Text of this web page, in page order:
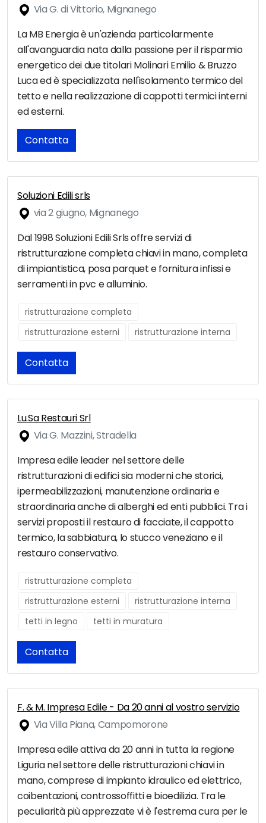
Via G. di Vittorio, Mignanego
La MB Energia è un'azienda particolarmente
all'avanguardia nata dalla passione per il risparmio
energetico dei due titolari Molinari Emilio & Bruzzo
Luca ed è specializzata nell'isolamento termico del
tetto e nella realizzazione di cappotti termici interni
ed esterni.
Contatta
Soluzioni Edili srls
via 2 giugno, Mignanego
Dal 1998 Soluzioni Edili Srls offre servizi di
ristrutturazione completa chiavi in mano, completa
di impiantistica, posa parquet e fornitura infissi e
serramenti in pvc e alluminio.
ristrutturazione completa
ristrutturazione esterni
ristrutturazione interna
Contatta
Lu.Sa Restauri Srl
Via G. Mazzini, Stradella
Impresa edile leader nel settore delle
ristrutturazioni di edifici sia moderni che storici,
ipermeabilizzazioni, manutenzione ordinaria e
straordinaria anche di alberghi ed enti pubblici. Tra i
servizi proposti il restauro di facciate, il cappotto
termico, la sabbiatura, lo stucco veneziano e il
restauro conservativo.
ristrutturazione completa
ristrutturazione esterni
ristrutturazione interna
tetti in legno
tetti in muratura
Contatta
F. & M. Impresa Edile - Da 20 anni al vostro servizio
Via Villa Piana, Campomorone
Impresa edile attiva da 20 anni in tutta la regione
Liguria nel settore delle ristrutturazioni chiavi in
mano, comprese di impianto idraulico ed elettrico,
coibentazioni, controssoffitti e bioedilizia. Tra le
peculiarità più apprezzate vi è l'estrema cura per le